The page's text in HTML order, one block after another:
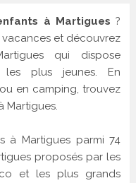
à Martigues ?
et découvrez
qui dispose
les plus jeunes. En
en camping, trouvez
Martigues.
à Martigues parmi 74
proposés par les
co et les plus grands